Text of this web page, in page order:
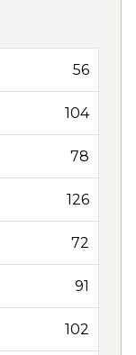
56
104
78
126
72
91
102